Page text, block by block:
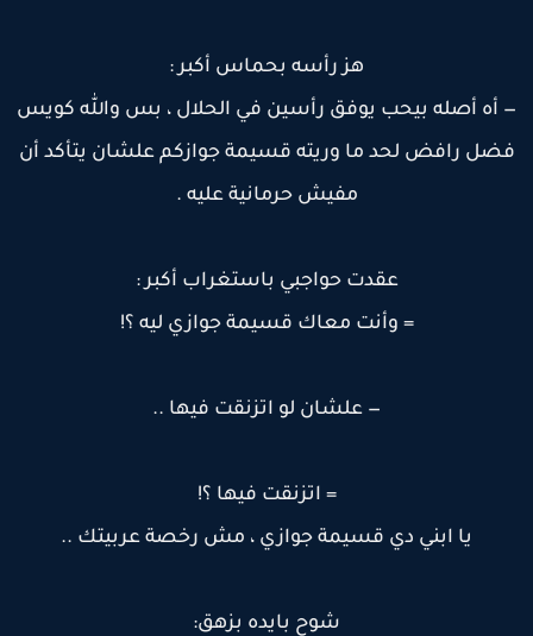
هز رأسه بحماس أكبر :
أه أصله بيحب يوفق رأسين في الحلال ، بس والله كويس
رافض لحد ما وريته قسيمة جوازكم علشان يتأكد أن
مفيش حرمانية عليه .
عقدت حواجبي باستغراب أكبر :
= وأنت معاك قسيمة جوازي ليه ؟!
— علشان لو اتزنقت فيها ..
= اتزنقت فيها ؟!
يا ابني دي قسيمة جوازي ، مش رخصة عربيتك ..
شوح بايده بزهق: